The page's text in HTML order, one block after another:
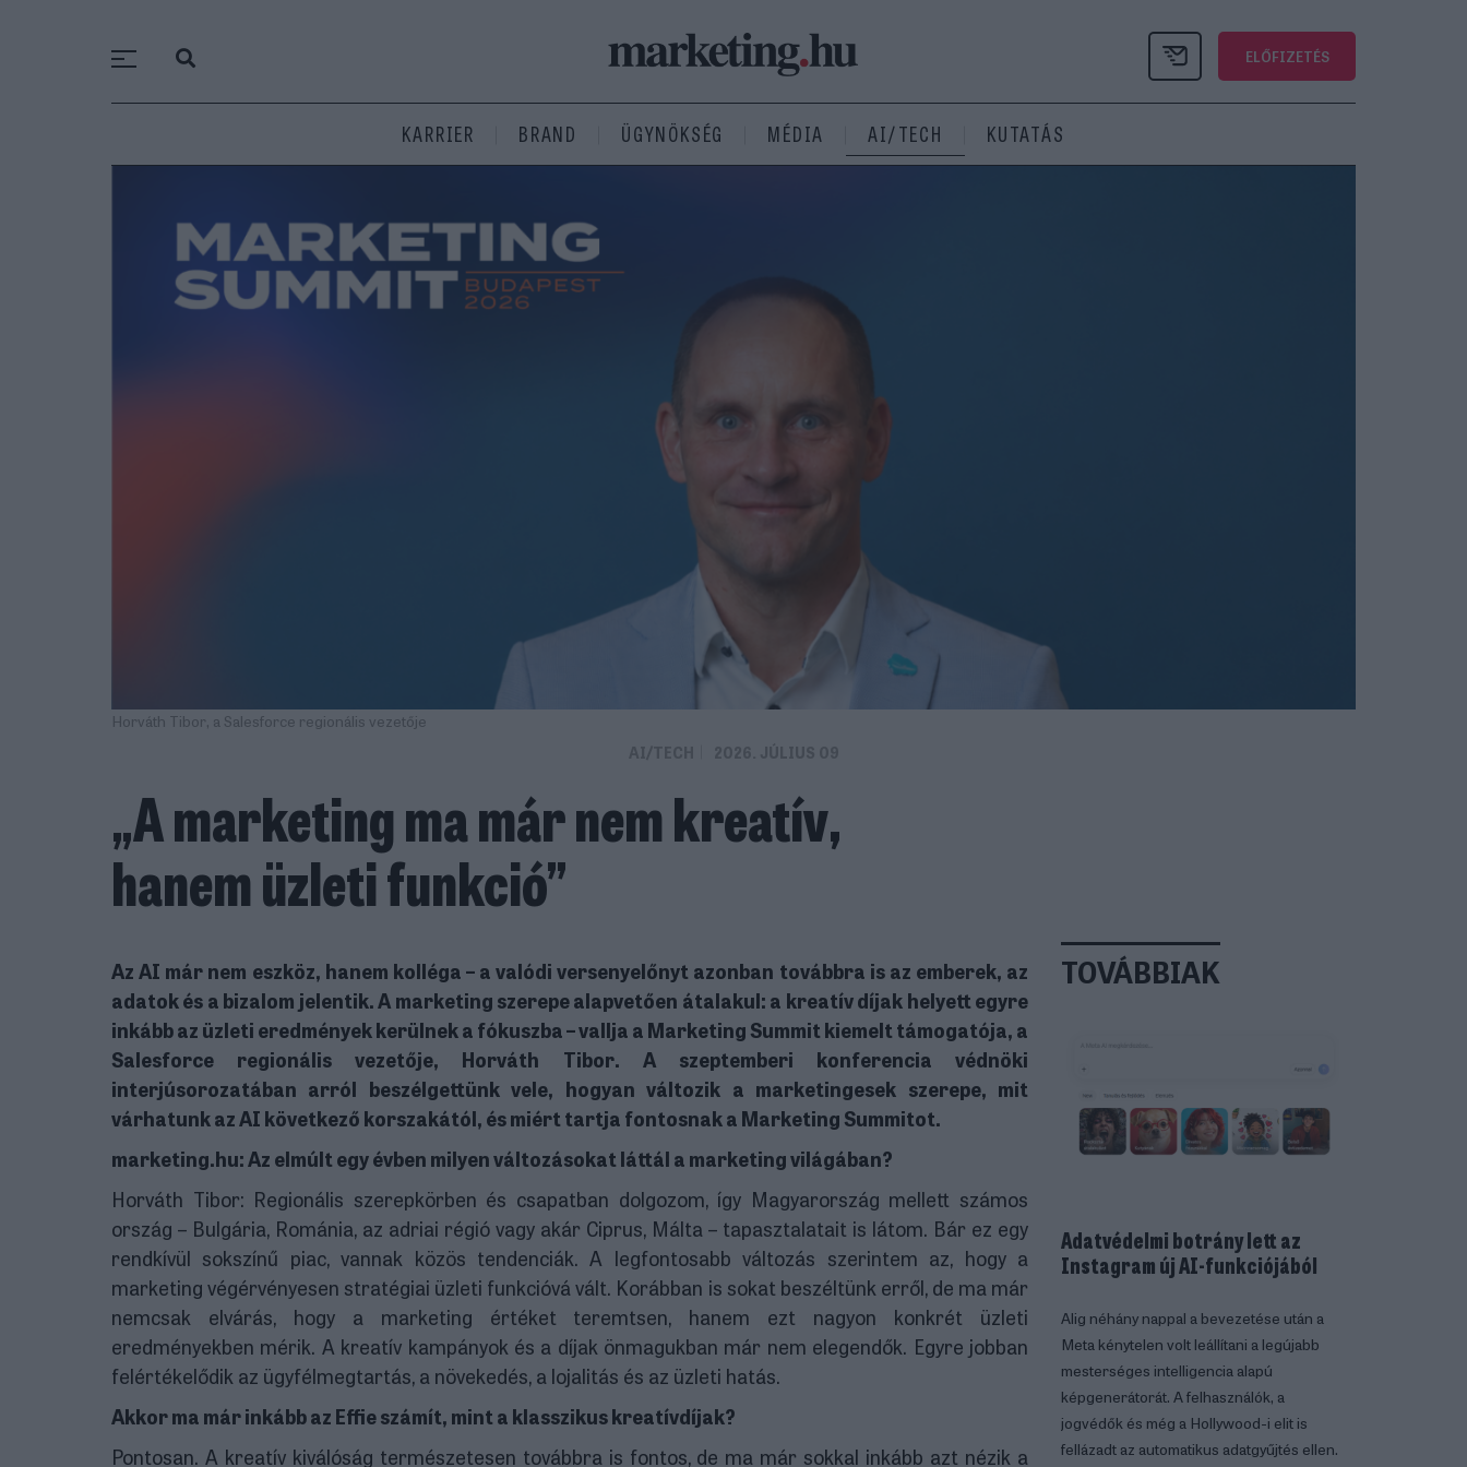
ELŐFIZETÉS
KARRIER BRAND ÜGYNÖKSÉG MÉDIA AI/TECH KUTATÁS
Horváth Tibor, a Salesforce regionális vezetője
„A marketing ma már nem kreatív,
hanem üzleti funkció”
Az AI már nem eszköz, hanem kolléga – a valódi versenyelőnyt azonban továbbra is az emberek, az
adatok és a bizalom jelentik. A marketing szerepe alapvetően átalakul: a kreatív díjak helyett egyre
inkább az üzleti eredmények kerülnek a fókuszba – vallja a Marketing Summit kiemelt támogatója, a
Salesforce regionális vezetője, Horváth Tibor. A szeptemberi konferencia védnöki
interjúsorozatában arról beszélgettünk vele, hogyan változik a marketingesek szerepe, mit
várhatunk az AI következő korszakától, és miért tartja fontosnak a Marketing Summitot.
marketing.hu: Az elmúlt egy évben milyen változásokat láttál a marketing világában?
Horváth Tibor: Regionális szerepkörben és csapatban dolgozom, így Magyarország mellett számos
ország – Bulgária, Románia, az adriai régió vagy akár Ciprus, Málta – tapasztalatait is látom. Bár ez egy
rendkívül sokszínű piac, vannak közös tendenciák. A legfontosabb változás szerintem az, hogy a
marketing végérvényesen stratégiai üzleti funkcióvá vált. Korábban is sokat beszéltünk erről, de ma már
nemcsak elvárás, hogy a marketing értéket teremtsen, hanem ezt nagyon konkrét üzleti
eredményekben mérik. A kreatív kampányok és a díjak önmagukban már nem elegendők. Egyre jobban
felértékelődik az ügyfélmegtartás, a növekedés, a lojalitás és az üzleti hatás.
Akkor ma már inkább az Effie számít, mint a klasszikus kreatívdíjak?
Pontosan. A kreatív kiválóság természetesen továbbra is fontos, de ma már sokkal inkább azt nézik a
TOVÁBBIAK
Adatvédelmi botrány lett az
Instagram új AI-funkciójából
Alig néhány nappal a bevezetése után a
Meta kénytelen volt leállítani a legújabb
mesterséges intelligencia alapú
képgenerátorát. A felhasználók, a
jogvédők és még a Hollywood-i elit is
fellázadt az automatikus adatgyűjtés ellen.